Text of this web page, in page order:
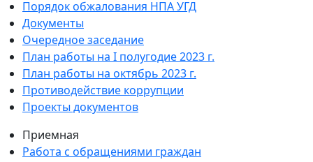
Порядок обжалования НПА УГД
Документы
Очередное заседание
План работы на I полугодие 2023 г.
План работы на октябрь 2023 г.
Противодействие коррупции
Проекты документов
Приемная
Работа с обращениями граждан